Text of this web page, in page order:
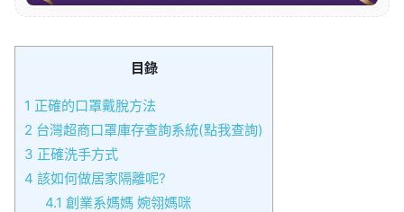
目錄
1 正確的口罩戴脫方法
2 台灣超商口罩庫存查詢系統(點我查詢)
3 正確洗手方式
4 該如何做居家隔離呢?
4.1 創業系媽媽 婉翎媽咪